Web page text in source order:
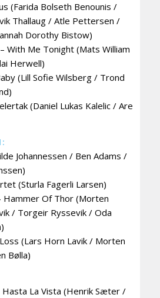
(Farida Bolseth Benounis /
Thallaug / Atle Pettersen /
Dorothy Bistow)
With Me Tonight (Mats William
Herwell)
(Lill Sofie Wilsberg / Trond
(Daniel Lukas Kalelic / Are
Johannessen / Ben Adams /
(Sturla Fagerli Larsen)
Hammer Of Thor (Morten
/ Torgeir Ryssevik / Oda
(Lars Horn Lavik / Morten
Bølla)
Hasta La Vista (Henrik Sæter /